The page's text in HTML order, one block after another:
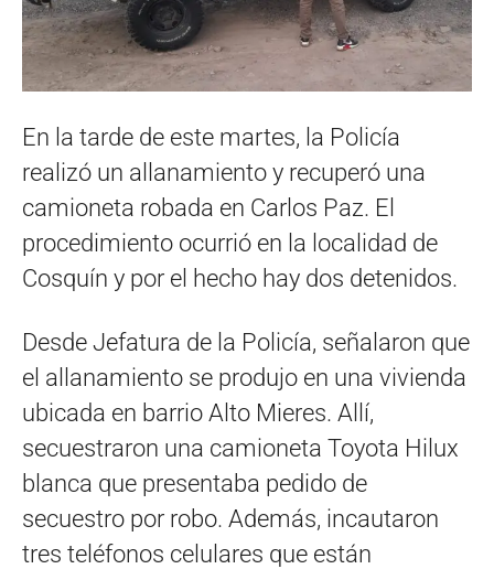
En la tarde de este martes, la Policía
realizó un allanamiento y recuperó una
camioneta robada en Carlos Paz. El
procedimiento ocurrió en la localidad de
Cosquín y por el hecho hay dos detenidos.
Desde Jefatura de la Policía, señalaron que
el allanamiento se produjo en una vivienda
ubicada en barrio Alto Mieres. Allí,
secuestraron una camioneta Toyota Hilux
blanca que presentaba pedido de
secuestro por robo. Además, incautaron
tres teléfonos celulares que están